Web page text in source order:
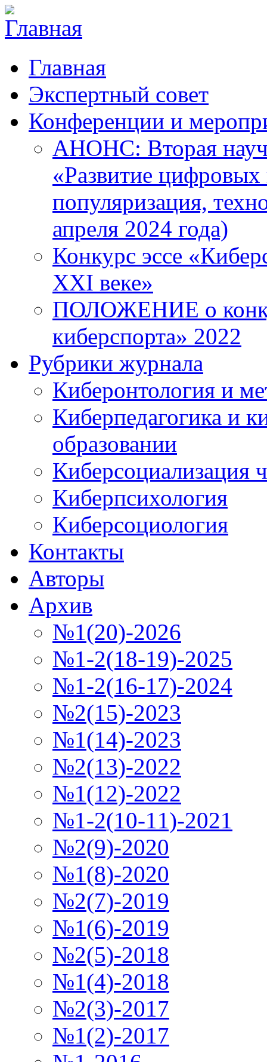
Главная
Экспертный совет
Конференции и
АНОНС: Вторая
«Развитие цифровых
популяризация,
апреля 2024 года)
Конкурс эссе
XXI веке»
ПОЛОЖЕНИЕ о
киберспорта» 2022
Рубрики журнала
Киберонтология и
Киберпедагогика и
образовании
Киберсоциализация
Киберпсихология
Киберсоциология
Контакты
Авторы
Архив
№1(20)-2026
№1-2(18-19)-2025
№1-2(16-17)-2024
№2(15)-2023
№1(14)-2023
№2(13)-2022
№1(12)-2022
№1-2(10-11)-2021
№2(9)-2020
№1(8)-2020
№2(7)-2019
№1(6)-2019
№2(5)-2018
№1(4)-2018
№2(3)-2017
№1(2)-2017